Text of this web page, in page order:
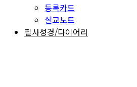
등록카드
설교노트
필사성경/다이어리